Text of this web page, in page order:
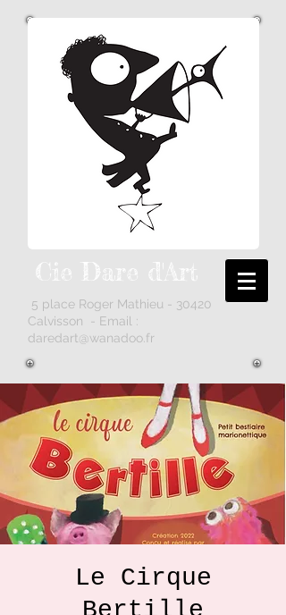
Cie Dare d'Art
5 place Roger Mathieu - 30420
Calvisson - Email :
daredart@wanadoo.fr
Le Cirque